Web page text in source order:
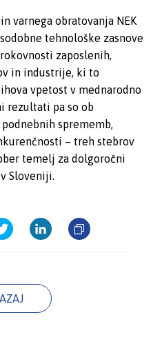
varnega obratovanja NEK
tehnološke zasnove
zaposlenih,
in industrije, ki to
vpetost v mednarodno
rezultati pa so ob
sprememb,
– treh stebrov
temelj za dolgoročni
Sloveniji.